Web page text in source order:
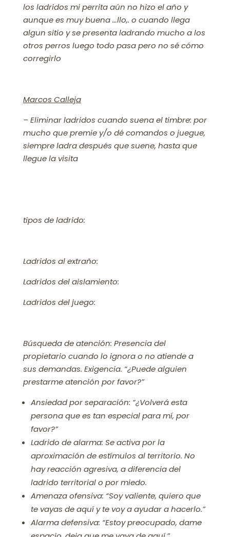
los ladridos mi perrita aún no hizo el año y
aunque es muy buena …llo,. o cuando llega
algun sitio y se presenta ladrando mucho a los
otros perros luego todo pasa pero no sé cómo
corregirlo
Marcos Calleja
– Eliminar ladridos cuando suena el timbre: por
mucho que premie y/o dé comandos o juegue,
siempre ladra después que suene, hasta que
llegue la visita
tipos de ladrido:
Ladridos al extraño:
Ladridos del aislamiento:
Ladridos del juego:
Búsqueda de atención: Presencia del
propietario cuando lo ignora o no atiende a
sus demandas. Exigencia. “¿Puede alguien
prestarme atención por favor?”
Ansiedad por separación: “¿Volverá esta
persona que es tan especial para mí, por
favor?”
Ladrido de alarma: Se activa por la
aproximación de estímulos al territorio. No
hay reacción agresiva, a diferencia del
ladrido territorial o por miedo.
Amenaza ofensiva: “Soy valiente, quiero que
te vayas de aquí y te voy a ayudar a hacerlo.”
Alarma defensiva: “Estoy preocupado, dame